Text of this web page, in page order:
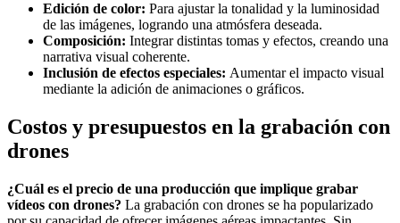
Edición de color: Para ajustar la tonalidad y la luminosidad
de las imágenes, logrando una atmósfera deseada.
Composición: Integrar distintas tomas y efectos, creando una
narrativa visual coherente.
Inclusión de efectos especiales: Aumentar el impacto visual
mediante la adición de animaciones o gráficos.
Costos y presupuestos en la grabación con
drones
¿Cuál es el precio de una producción que implique grabar
vídeos con drones? La grabación con drones se ha popularizado